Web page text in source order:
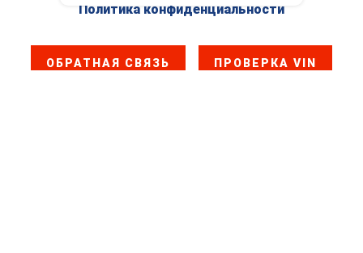
Политика конфиденциальности
ОБРАТНАЯ СВЯЗЬ ПРОВЕРКА VIN